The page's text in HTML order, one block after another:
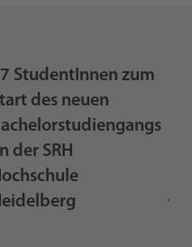
StudentInnen zum
des neuen
der SRH